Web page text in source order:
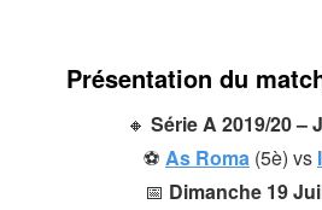
Présentation du
🔸 Série A 2019/20 –
⚽ As Roma (5è) vs
📅 Dimanche 19